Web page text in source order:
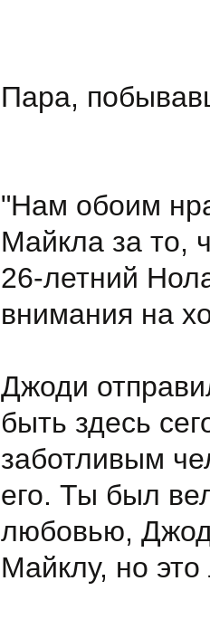
Пара,
"Нам обоим
Майкла за то,
26-летний
внимания на
Джоди
быть здесь
заботливым
его. Ты был
любовью,
Майклу, но